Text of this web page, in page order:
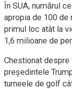
În SUA, numărul
apropia de 100 de
primul loc atât la
1,6 milioane de
Chestionat
președintele
turneele de golf